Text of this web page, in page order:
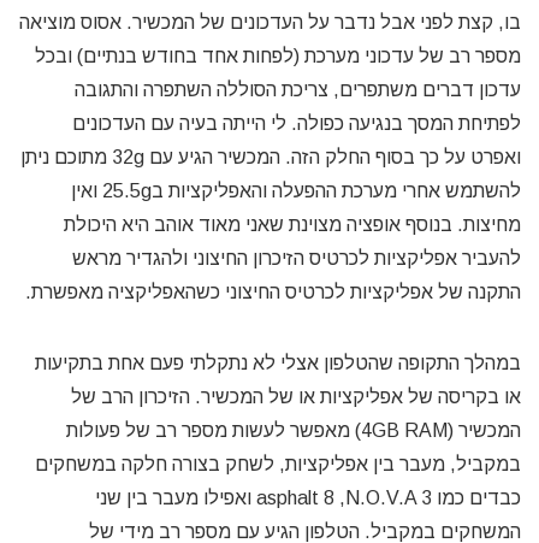
בו, קצת לפני אבל נדבר על העדכונים של המכשיר. אסוס מוציאה
מספר רב של עדכוני מערכת (לפחות אחד בחודש בנתיים) ובכל
עדכון דברים משתפרים, צריכת הסוללה השתפרה והתגובה
לפתיחת המסך בנגיעה כפולה. לי הייתה בעיה עם העדכונים
ואפרט על כך בסוף החלק הזה. המכשיר הגיע עם 32g מתוכם ניתן
להשתמש אחרי מערכת ההפעלה והאפליקציות ב25.5g ואין
מחיצות. בנוסף אופציה מצוינת שאני מאוד אוהב היא היכולת
להעביר אפליקציות לכרטיס הזיכרון החיצוני ולהגדיר מראש
התקנה של אפליקציות לכרטיס החיצוני כשהאפליקציה מאפשרת.
במהלך התקופה שהטלפון אצלי לא נתקלתי פעם אחת בתקיעות
או בקריסה של אפליקציות או של המכשיר. הזיכרון הרב של
המכשיר (4GB RAM) מאפשר לעשות מספר רב של פעולות
במקביל, מעבר בין אפליקציות, לשחק בצורה חלקה במשחקים
כבדים כמו asphalt 8 ,N.O.V.A 3 ואפילו מעבר בין שני
המשחקים במקביל. הטלפון הגיע עם מספר רב מידי של